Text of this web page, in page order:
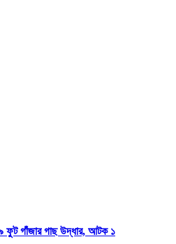
৯ ফুট গাঁজার গাছ উদ্ধার, আটক ১